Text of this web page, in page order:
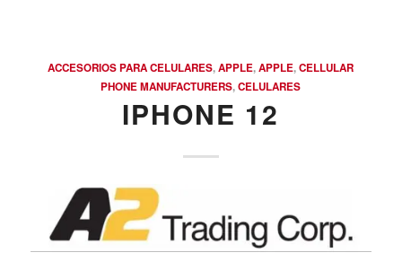
ACCESORIOS PARA CELULARES,APPLE,APPLE,CELLULAR
PHONE MANUFACTURERS,CELULARES
IPHONE 12